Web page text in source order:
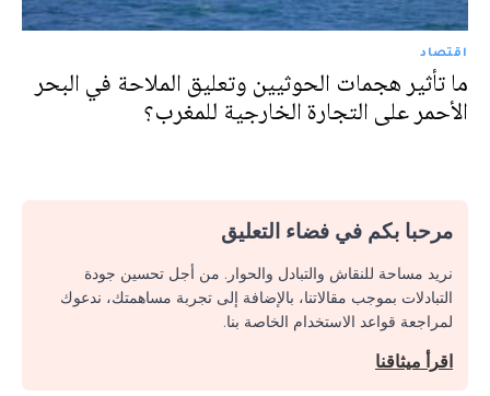
اقتصاد
ما تأثير هجمات الحوثيين وتعليق الملاحة في البحر
الأحمر على التجارة الخارجية للمغرب؟
مرحبا بكم في فضاء التعليق
نريد مساحة للنقاش والتبادل والحوار. من أجل تحسين جودة
التبادلات بموجب مقالاتنا، بالإضافة إلى تجربة مساهمتك، ندعوك
لمراجعة قواعد الاستخدام الخاصة بنا.
اقرأ ميثاقنا